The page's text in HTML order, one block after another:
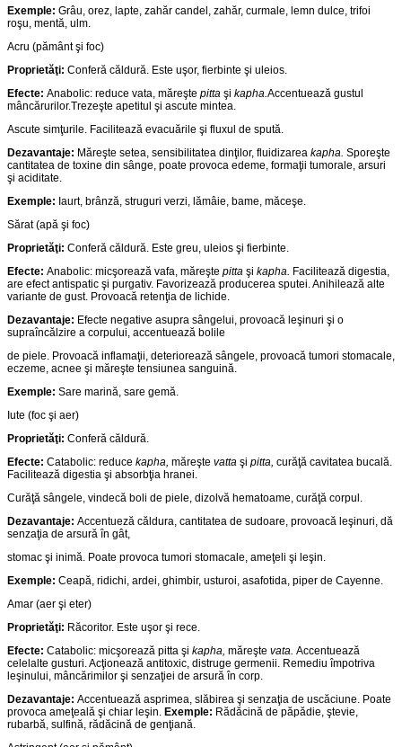
Exemple: Grâu, orez, lapte, zahăr candel, zahăr, curmale, lemn dulce, trifoi
roşu, mentă, ulm.
Acru (pământ şi foc)
Proprietăţi: Conferă căldură. Este uşor, fierbinte şi uleios.
Efecte: Anabolic: reduce vata, măreşte pitta şi kapha.Accentuează gustul
mâncărurilor.Trezeşte apetitul şi ascute mintea.
Ascute simţurile. Facilitează evacuările şi fluxul de spută.
Dezavantaje: Măreşte setea, sensibilitatea dinţilor, fluidizarea kapha. Sporeşte
cantitatea de toxine din sânge, poate provoca edeme, formaţii tumorale, arsuri
şi aciditate.
Exemple: Iaurt, brânză, struguri verzi, lămâie, bame, măceşe.
Sărat (apă şi foc)
Proprietăţi: Conferă căldură. Este greu, uleios şi fierbinte.
Efecte: Anabolic: micşorează vafa, măreşte pitta şi kapha. Facilitează digestia,
are efect antispatic şi purgativ. Favorizează producerea sputei. Anihilează alte
variante de gust. Provoacă retenţia de lichide.
Dezavantaje: Efecte negative asupra sângelui, provoacă leşinuri şi o
supraîncălzire a corpului, accentuează bolile
de piele. Provoacă inflamaţii, deteriorează sângele, provoacă tumori stomacale,
eczeme, acnee şi măreşte tensiunea sanguină.
Exemple: Sare marină, sare gemă.
Iute (foc şi aer)
Proprietăţi: Conferă căldură.
Efecte: Catabolic: reduce kapha, măreşte vatta şi pitta, curăţă cavitatea bucală.
Facilitează digestia şi absorbţia hranei.
Curăţă sângele, vindecă boli de piele, dizolvă hematoame, curăţă corpul.
Dezavantaje: Accentueză căldura, cantitatea de sudoare, provoacă leşinuri, dă
senzaţia de arsură în gât,
stomac şi inimă. Poate provoca tumori stomacale, ameţeli şi leşin.
Exemple: Ceapă, ridichi, ardei, ghimbir, usturoi, asafotida, piper de Cayenne.
Amar (aer şi eter)
Proprietăţi: Răcoritor. Este uşor şi rece.
Efecte: Catabolic: micşorează pitta şi kapha, măreşte vata. Accentuează
celelalte gusturi. Acţionează antitoxic, distruge germenii. Remediu împotriva
leşinului, mâncărimilor şi senzaţiei de arsură în corp.
Dezavantaje: Accentuează asprimea, slăbirea şi senzaţia de uscăciune. Poate
provoca ameţeală şi chiar leşin. Exemple: Rădăcină de păpădie, ştevie,
rubarbă, sulfină, rădăcină de genţiană.